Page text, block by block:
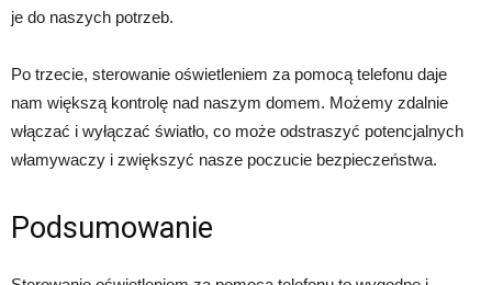
je do naszych potrzeb.
Po trzecie, sterowanie oświetleniem za pomocą telefonu daje
nam większą kontrolę nad naszym domem. Możemy zdalnie
włączać i wyłączać światło, co może odstraszyć potencjalnych
włamywaczy i zwiększyć nasze poczucie bezpieczeństwa.
Podsumowanie